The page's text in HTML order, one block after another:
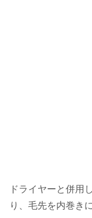
ドライヤーと併用
り、毛先を内巻き